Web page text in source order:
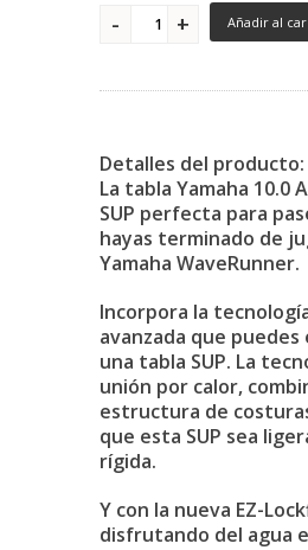
Añadir al
Detalles del producto:
La tabla Yamaha 10.0
SUP perfecta para
hayas terminado de
Yamaha WaveRunner.
Incorpora la
avanzada que
una tabla SUP. La
unión por calor,
estructura de
que esta SUP sea
rígida.
Y con la nueva EZ-
disfrutando del agua